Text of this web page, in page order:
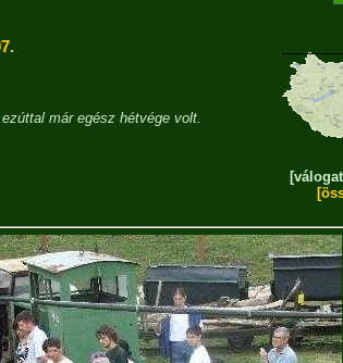
már egész hétvége volt.